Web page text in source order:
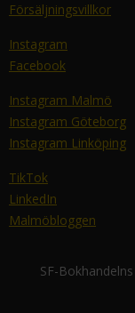
Försäljningsvillkor
Instagram
Facebook
Instagram Malmö
Instagram Göteborg
Instagram Linköping
TikTok
LinkedIn
Malmöbloggen
SF-